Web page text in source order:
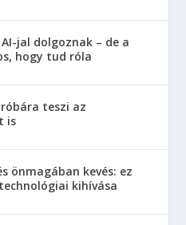
jal dolgoznak – de a
hogy tud róla
teszi az
is
önmagában kevés: ez
kihívása